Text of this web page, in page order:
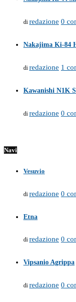
di redazione 0
Nakajima Ki-84
di redazione 1
Kawanishi N1K
di redazione 0
Navi
Vesuvio
di redazione 0
Etna
di redazione 0
Vipsanio Agrippa
di redazione 0